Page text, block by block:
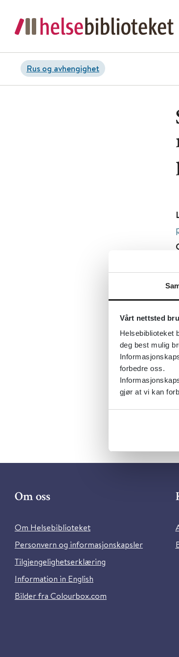
Vårt nettsted
Helsebiblioteket
deg best mulig
forbedre oss.
gjør at vi kan
Rus og avhengighet
Om oss
Om Helsebiblioteket
Personvern og informasjonskapsler
Tilgjengelighetserklæring
Information in English
Bilder fra Colourbox.com